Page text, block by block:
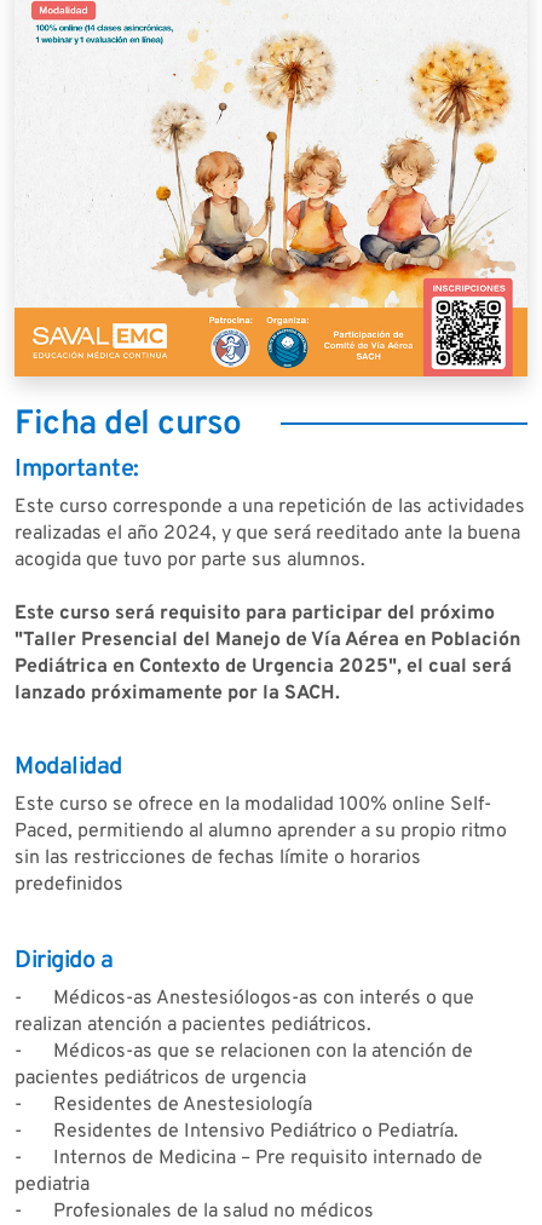
Ficha del curso
Importante:
Este curso corresponde a una repetición de las actividades
realizadas el año 2024, y que será reeditado ante la buena
acogida que tuvo por parte sus alumnos.
Este curso será requisito para participar del próximo
"Taller Presencial del Manejo de Vía Aérea en Población
Pediátrica en Contexto de Urgencia 2025", el cual será
lanzado próximamente por la SACH.
Modalidad
Este curso se ofrece en la modalidad 100% online Self-
Paced, permitiendo al alumno aprender a su propio ritmo
sin las restricciones de fechas límite o horarios
predefinidos
Dirigido a
-
Médicos-as Anestesiólogos-as con interés o que
realizan atención a pacientes pediátricos.
-
Médicos-as que se relacionen con la atención de
pacientes pediátricos de urgencia
-
Residentes de Anestesiología
-
Residentes de Intensivo Pediátrico o Pediatría.
-
Internos de Medicina – Pre requisito internado de
pediatria
-
Profesionales de la salud no médicos